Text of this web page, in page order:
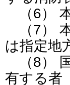
（6）
（7）
は指定地
（8）
有する者